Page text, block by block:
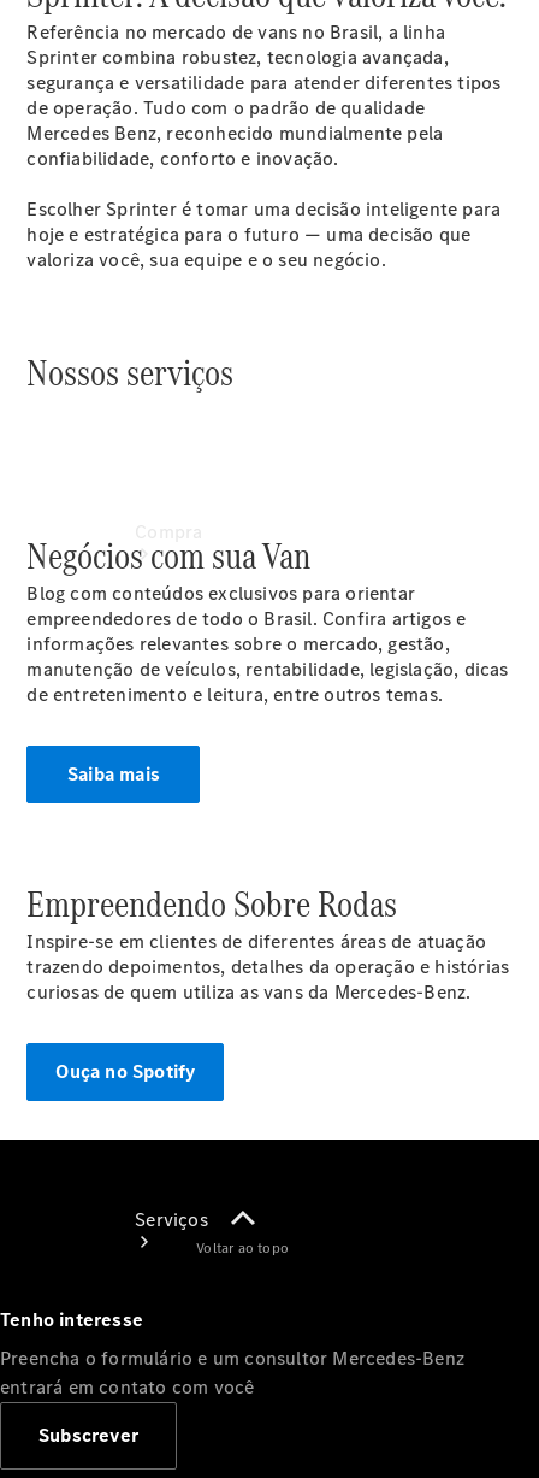
eSprinter
Truck
eSprinter
Furgão
eSprinter
Vidrado
especiais
Agendar
Test Drive
Soluções
para
clientes
Serviços
Agendamento
Online
Consultar
Referência no mercado de vans no Brasil, a linha
Sprinter combina robustez, tecnologia avançada,
segurança e versatilidade para atender diferentes tipos
de operação. Tudo com o padrão de qualidade
Mercedes Benz, reconhecido mundialmente pela
confiabilidade, conforto e inovação.
Escolher Sprinter é tomar uma decisão inteligente para
hoje e estratégica para o futuro — uma decisão que
valoriza você, sua equipe e o seu negócio.
Nossos serviços
Negócios com sua Van
Blog com conteúdos exclusivos para orientar
empreendedores de todo o Brasil. Confira artigos e
informações relevantes sobre o mercado, gestão,
manutenção de veículos, rentabilidade, legislação, dicas
de entretenimento e leitura, entre outros temas.
Saiba mais
Empreendendo Sobre Rodas
Inspire-se em clientes de diferentes áreas de atuação
trazendo depoimentos, detalhes da operação e histórias
curiosas de quem utiliza as vans da Mercedes-Benz.
Ouça no Spotify
Voltar ao topo
Tenho interesse
Preencha o formulário e um consultor Mercedes-Benz
entrará em contato com você
Subscrever